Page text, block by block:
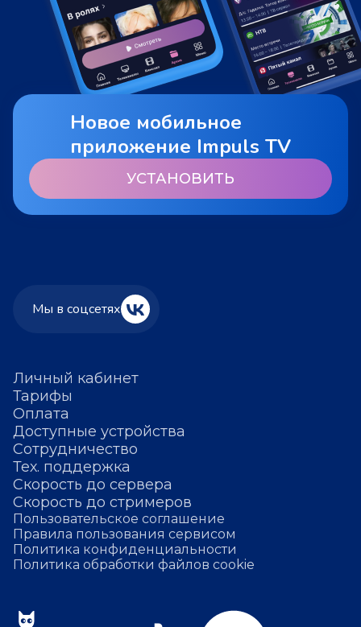
Новое мобильное
приложение Impuls TV
УСТАНОВИТЬ
Личный кабинет
Тарифы
Оплата
Доступные устройства
Сотрудничество
Тех. поддержка
Скорость до сервера
Скорость до стримеров
Пользовательское соглашение
Правила пользования сервисом
Политика конфиденциальности
Политика обработки файлов cookie
Мы в соцсетях